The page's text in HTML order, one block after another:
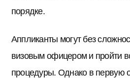
порядке.
Аппликанты могут без
визовым офицером и пройти
процедуры. Однако в первую